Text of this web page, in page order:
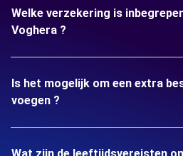
Welke verzekering is
Voghera ?
Is het mogelijk om een extra
voegen ?